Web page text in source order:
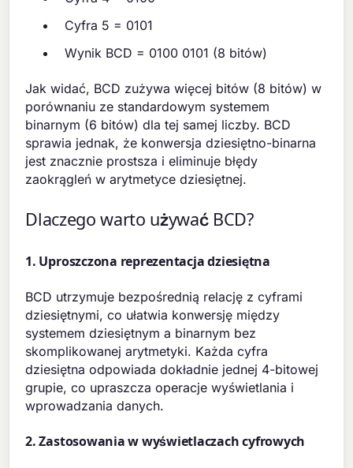
Cyfra 5 = 0101
Wynik BCD = 0100 0101 (8 bitów)
Jak widać, BCD zużywa więcej bitów (8 bitów) w
porównaniu ze standardowym systemem
binarnym (6 bitów) dla tej samej liczby. BCD
sprawia jednak, że konwersja dziesiętno-binarna
jest znacznie prostsza i eliminuje błędy
zaokrągleń w arytmetyce dziesiętnej.
Dlaczego warto używać BCD?
1. Uproszczona reprezentacja dziesiętna
BCD utrzymuje bezpośrednią relację z cyframi
dziesiętnymi, co ułatwia konwersję między
systemem dziesiętnym a binarnym bez
skomplikowanej arytmetyki. Każda cyfra
dziesiętna odpowiada dokładnie jednej 4-bitowej
grupie, co upraszcza operacje wyświetlania i
wprowadzania danych.
2. Zastosowania w wyświetlaczach cyfrowych